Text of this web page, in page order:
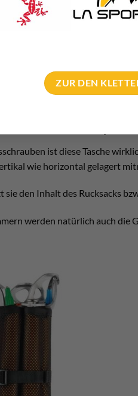
ZUR DEN
Octo hilft euch dabei, die
viel höhere Anfälligkeit auf
verstaute Schrauben gut
Tasche zum Trocknen
Petzl Octo –
ist diese Tasche
wie horizontal gelagert
sie den Inhalt des Rucksacks
werden natürlich auch die